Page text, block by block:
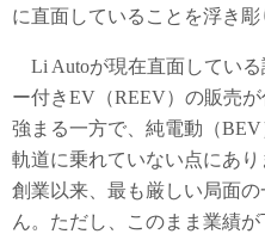
に直面していることを浮き彫
Li Autoが現在直面してい
ー付きEV（REEV）の販売
強まる一方で、純電動（
軌道に乗れていない点にあ
創業以来、最も厳しい局面
ん。ただし、このまま業績